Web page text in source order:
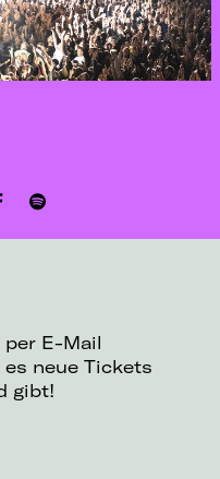
E-Mail
neue Tickets
gibt!